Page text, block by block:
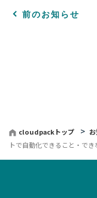
前のお知らせ
cloudpackトップ
トで自動化できること・で